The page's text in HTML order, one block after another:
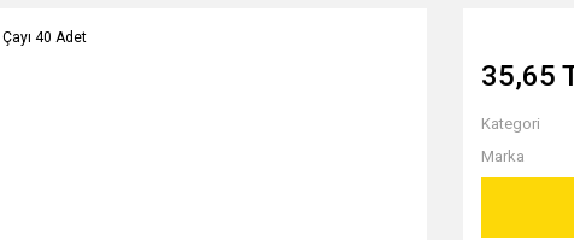
35,65
Kategori
Marka